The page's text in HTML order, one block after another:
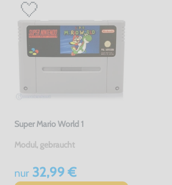
Super Mario World 1
Modul, gebraucht
nur32,99 €